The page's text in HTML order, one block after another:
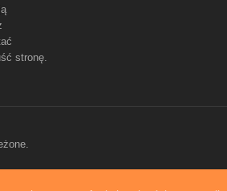
stronę.